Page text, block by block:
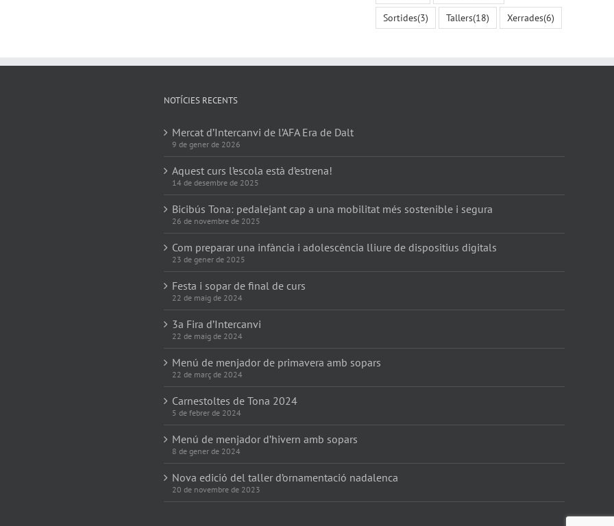
Sortides(3) Tallers(18) Xerrades(6)
NOTÍCIES RECENTS
Mercat d’Intercanvi de l’AFA Era de Dalt
9 de gener de 2026
Aquest curs l’escola està d’estrena!
14 de desembre de 2025
Bicibús Tona: pedalejant cap a una mobilitat més sostenible i segura
26 de novembre de 2025
Com preparar una infància i adolescència lliure de dispositius digitals
23 de gener de 2025
Festa i sopar de final de curs
22 de maig de 2024
3a Fira d’Intercanvi
22 de maig de 2024
Menú de menjador de primavera amb sopars
22 de març de 2024
Carnestoltes de Tona 2024
5 de febrer de 2024
Menú de menjador d’hivern amb sopars
8 de gener de 2024
Nova edició del taller d’ornamentació nadalenca
20 de novembre de 2023